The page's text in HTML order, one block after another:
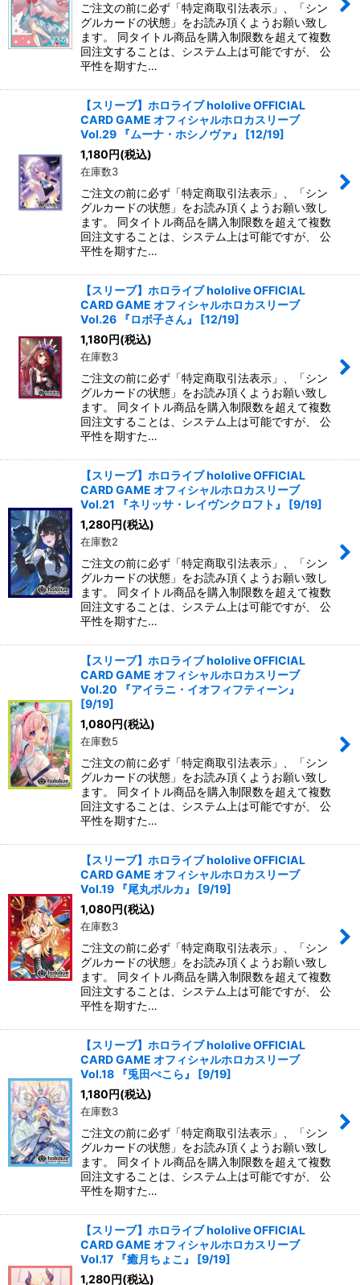
ご注文の前に必ず「特定商取引法表示」、「シン
グルカードの状態」をお読み頂くようお願い致し
ます。 同タイトル商品を購入制限数を超えて複数
回注文することは、システム上は可能ですが、 公
平性を期すた…
【スリーブ】ホロライブ hololive OFFICIAL
CARD GAME オフィシャルホロカスリーブ
Vol.29 『ムーナ・ホシノヴァ』 [12/19]
1,180円(税込)
在庫数3
ご注文の前に必ず「特定商取引法表示」、「シン
グルカードの状態」をお読み頂くようお願い致し
ます。 同タイトル商品を購入制限数を超えて複数
回注文することは、システム上は可能ですが、 公
平性を期すた…
【スリーブ】ホロライブ hololive OFFICIAL
CARD GAME オフィシャルホロカスリーブ
Vol.26 『ロボ子さん』 [12/19]
1,180円(税込)
在庫数3
ご注文の前に必ず「特定商取引法表示」、「シン
グルカードの状態」をお読み頂くようお願い致し
ます。 同タイトル商品を購入制限数を超えて複数
回注文することは、システム上は可能ですが、 公
平性を期すた…
【スリーブ】ホロライブ hololive OFFICIAL
CARD GAME オフィシャルホロカスリーブ
Vol.21 『ネリッサ・レイヴンクロフト』 [9/19]
1,280円(税込)
在庫数2
ご注文の前に必ず「特定商取引法表示」、「シン
グルカードの状態」をお読み頂くようお願い致し
ます。 同タイトル商品を購入制限数を超えて複数
回注文することは、システム上は可能ですが、 公
平性を期すた…
【スリーブ】ホロライブ hololive OFFICIAL
CARD GAME オフィシャルホロカスリーブ
Vol.20 『アイラニ・イオフィフティーン』
[9/19]
1,080円(税込)
在庫数5
ご注文の前に必ず「特定商取引法表示」、「シン
グルカードの状態」をお読み頂くようお願い致し
ます。 同タイトル商品を購入制限数を超えて複数
回注文することは、システム上は可能ですが、 公
平性を期すた…
【スリーブ】ホロライブ hololive OFFICIAL
CARD GAME オフィシャルホロカスリーブ
Vol.19 『尾丸ポルカ』 [9/19]
1,080円(税込)
在庫数3
ご注文の前に必ず「特定商取引法表示」、「シン
グルカードの状態」をお読み頂くようお願い致し
ます。 同タイトル商品を購入制限数を超えて複数
回注文することは、システム上は可能ですが、 公
平性を期すた…
【スリーブ】ホロライブ hololive OFFICIAL
CARD GAME オフィシャルホロカスリーブ
Vol.18 『兎田ぺこら』 [9/19]
1,180円(税込)
在庫数3
ご注文の前に必ず「特定商取引法表示」、「シン
グルカードの状態」をお読み頂くようお願い致し
ます。 同タイトル商品を購入制限数を超えて複数
回注文することは、システム上は可能ですが、 公
平性を期すた…
【スリーブ】ホロライブ hololive OFFICIAL
CARD GAME オフィシャルホロカスリーブ
Vol.17 『癒月ちょこ』 [9/19]
1,280円(税込)